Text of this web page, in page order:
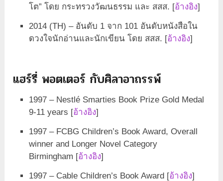
โต” โดย กระทรวงวัฒนธรรม และ สสส. [อ้างอิง]
2014 (TH) – อันดับ 1 จาก 101 อันดับหนังสือใน
ดวงใจนักอ่านและนักเขียน โดย สสส. [อ้างอิง]
แฮร์รี่ พอตเตอร์ กับศิลาอาถรรพ์
1997 – Nestlé Smarties Book Prize Gold Medal
9-11 years [อ้างอิง]
1997 – FCBG Children’s Book Award, Overall
winner and Longer Novel Category
Birmingham [อ้างอิง]
1997 – Cable Children’s Book Award [อ้างอิง]